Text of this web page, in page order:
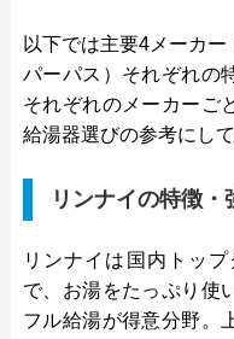
以下では主要4メーカー
パーパス）それぞれの
それぞれのメーカーご
給湯器選びの参考にし
リンナイの特徴・
リンナイは国内トッ
で、お湯をたっぷり使
フル給湯が得意分野。